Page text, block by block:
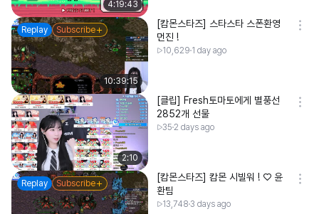
4:19:43
Replay Subscribe
10:39:15
[캄몬스타즈] 스타스타 스폰환영
먼진 !
10,629 1 day ago
2:10
[클립] Fresh토마토에게 별풍선
2852개 선물
35 2 days ago
Replay Subscribe
[캄몬스타즈] 캄몬 시빌워 ! ♡ 윤
환팀
13,748 3 days ago